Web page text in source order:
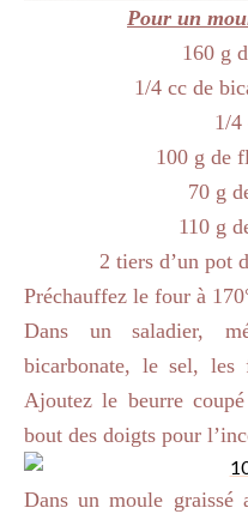
Pour un
160 g
1/4 cc de
1/4
100 g de
70 g
110 g
2 tiers d’un pot
Préchauffez le four à
Dans un saladier,
bicarbonate, le sel, les
Ajoutez le beurre
bout des doigts pour
Dans un moule graissé